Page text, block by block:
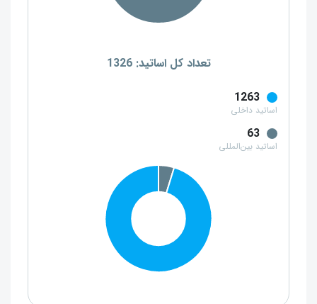
تعداد کل اساتید: 1326
1263
اساتید داخلی
63
اساتید بین‌المللی